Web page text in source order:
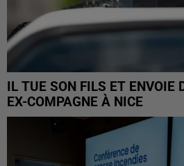
IL TUE SON FILS ET ENVOIE
EX-COMPAGNE À NICE